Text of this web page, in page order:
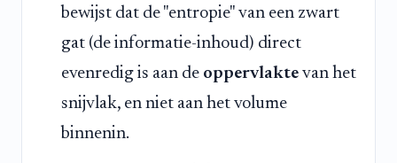
bewijst dat de "entropie" van een zwart
gat (de informatie-inhoud) direct
evenredig is aan de oppervlakte van het
snijvlak, en niet aan het volume
binnenin.